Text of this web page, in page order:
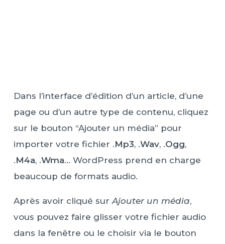
Dans l’interface d’édition d’un article, d’une
page ou d’un autre type de contenu, cliquez
sur le bouton “Ajouter un média” pour
importer votre fichier .Mp3, .Wav, .Ogg,
.M4a, .Wma… WordPress prend en charge
beaucoup de formats audio.
Après avoir cliqué surAjouter un média,
vous pouvez faire glisser votre fichier audio
dans la fenêtre ou le choisir via le bouton